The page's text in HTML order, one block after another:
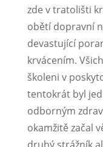
zde v tratolišti
obětí dopravní
devastující
krvácením.
školeni v
tentokrát byl
odborným
okamžitě začal
druhý strážník